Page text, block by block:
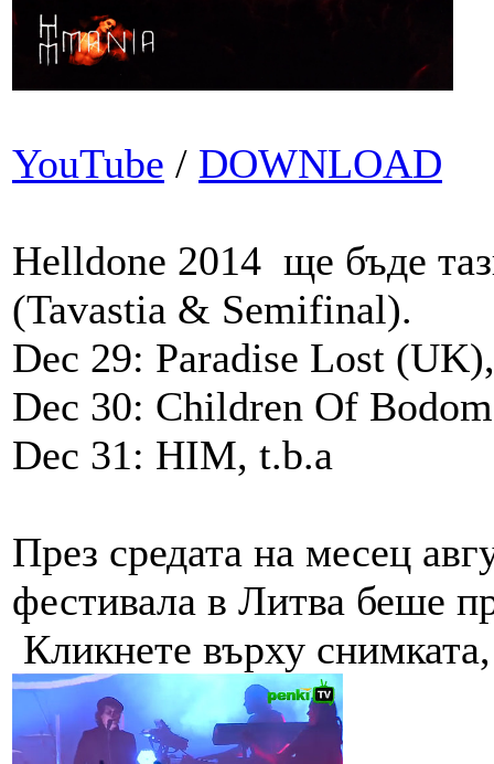
YouTube / DOWNLOAD
Helldone 2014 ще бъде
(Tavastia & Semifinal).
Dec 29: Paradise Lost
Dec 30: Children Of
Dec 31: HIM, t.b.a
През средата на месец
фестивала в Литва беше
Кликнете върху